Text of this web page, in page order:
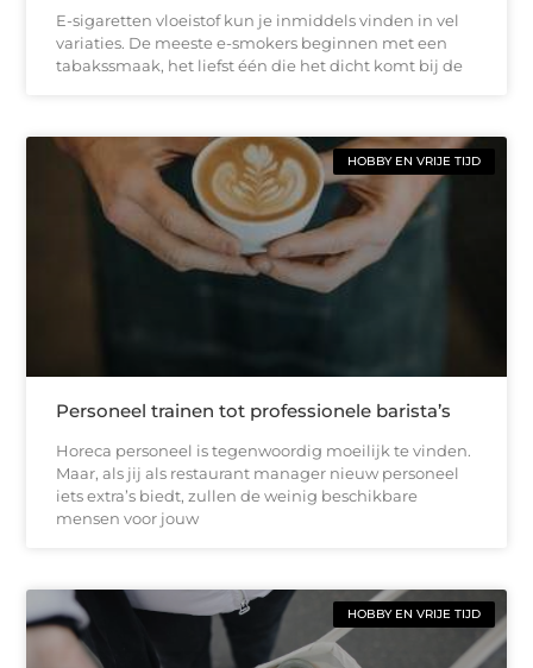
E-sigaretten vloeistof kun je inmiddels vinden in vel
variaties. De meeste e-smokers beginnen met een
tabakssmaak, het liefst één die het dicht komt bij de
HOBBY EN VRIJE TIJD
Personeel trainen tot professionele barista’s
Horeca personeel is tegenwoordig moeilijk te vinden.
Maar, als jij als restaurant manager nieuw personeel
iets extra’s biedt, zullen de weinig beschikbare
mensen voor jouw
HOBBY EN VRIJE TIJD